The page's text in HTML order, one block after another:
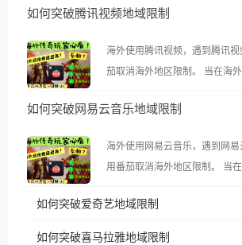
如何突破腾讯视频地域限制
海外使用腾讯视频，遇到腾讯
茄取消海外地区限制。 当在海外打开腾讯视频，却突
示语。 海外用户如香港、澳门、台湾、美国、加拿
像其他音乐平台一样，出现地
仅能在中国大陆地区播放。 遇到这个问题的朋友们，
使用番茄回国加速器，即可解决
台湾、美国、加拿大、澳大利
如何突破网易云音乐地域限制
海外使用网易云音乐，遇到网
用番茄取消海外地区限制。 当在海外打开网易云音
播放”的提示语。 海外用户如香港、澳门、台湾、美
国、加拿大、澳大利亚、欧洲等
如何突破爱奇艺地域限制
如何突破喜马拉雅地域限制